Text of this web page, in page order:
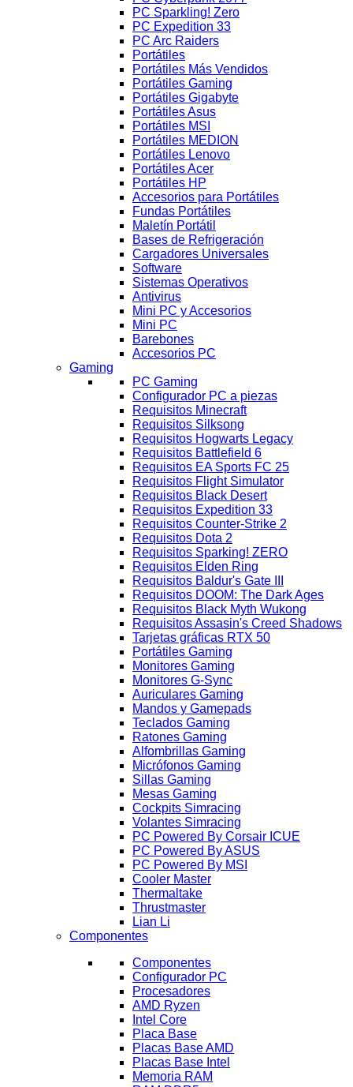
PC Sparkling! Zero
PC Expedition 33
PC Arc Raiders
Portátiles
Portátiles Más Vendidos
Portátiles Gaming
Portátiles Gigabyte
Portátiles Asus
Portátiles MSI
Portátiles MEDION
Portátiles Lenovo
Portátiles Acer
Portátiles HP
Accesorios para Portátiles
Fundas Portátiles
Maletín Portátil
Bases de Refrigeración
Cargadores Universales
Software
Sistemas Operativos
Antivirus
Mini PC y Accesorios
Mini PC
Barebones
Accesorios PC
Gaming
PC Gaming
Configurador PC a piezas
Requisitos Minecraft
Requisitos Silksong
Requisitos Hogwarts Legacy
Requisitos Battlefield 6
Requisitos EA Sports FC 25
Requisitos Flight Simulator
Requisitos Black Desert
Requisitos Expedition 33
Requisitos Counter-Strike 2
Requisitos Dota 2
Requisitos Sparking! ZERO
Requisitos Elden Ring
Requisitos Baldur's Gate III
Requisitos DOOM: The Dark Ages
Requisitos Black Myth Wukong
Requisitos Assasin's Creed Shadows
Tarjetas gráficas RTX 50
Portátiles Gaming
Monitores Gaming
Monitores G-Sync
Auriculares Gaming
Mandos y Gamepads
Teclados Gaming
Ratones Gaming
Alfombrillas Gaming
Micrófonos Gaming
Sillas Gaming
Mesas Gaming
Cockpits Simracing
Volantes Simracing
PC Powered By Corsair ICUE
PC Powered By ASUS
PC Powered By MSI
Cooler Master
Thermaltake
Thrustmaster
Lian Li
Componentes
Componentes
Configurador PC
Procesadores
AMD Ryzen
Intel Core
Placa Base
Placas Base AMD
Placas Base Intel
Memoria RAM